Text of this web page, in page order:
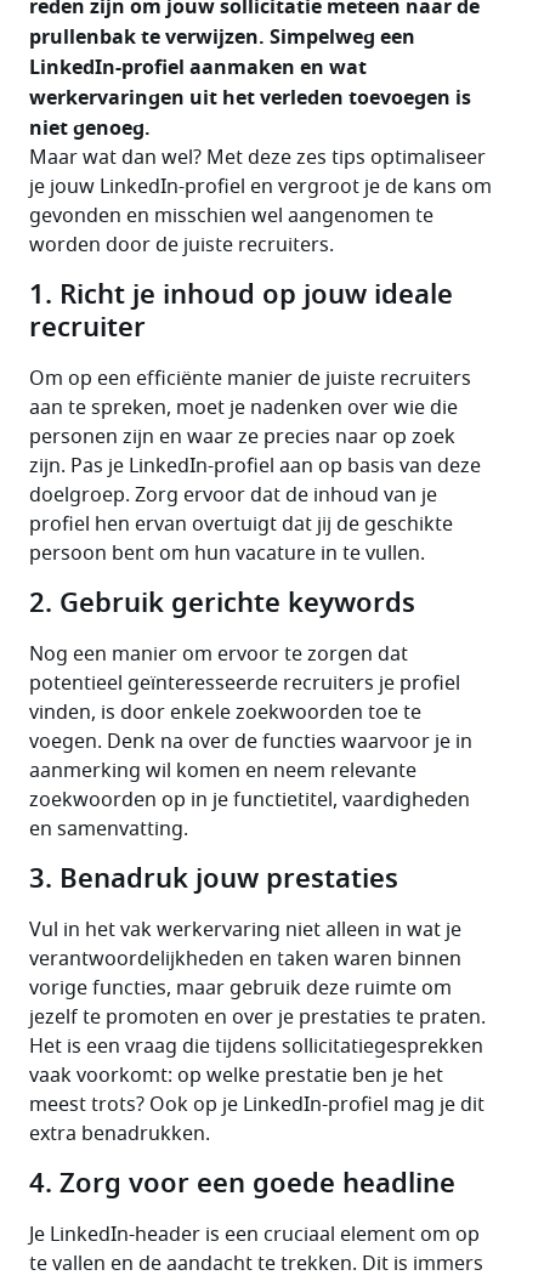
reden zijn om jouw sollicitatie meteen naar de
prullenbak te verwijzen. Simpelweg een
LinkedIn-profiel aanmaken en wat
werkervaringen uit het verleden toevoegen is
niet genoeg.
Maar wat dan wel? Met deze zes tips optimaliseer
je jouw LinkedIn-profiel en vergroot je de kans om
gevonden en misschien wel aangenomen te
worden door de juiste recruiters.
1. Richt je inhoud op jouw ideale
recruiter
Om op een efficiënte manier de juiste recruiters
aan te spreken, moet je nadenken over wie die
personen zijn en waar ze precies naar op zoek
zijn. Pas je LinkedIn-profiel aan op basis van deze
doelgroep. Zorg ervoor dat de inhoud van je
profiel hen ervan overtuigt dat jij de geschikte
persoon bent om hun vacature in te vullen.
2. Gebruik gerichte keywords
Nog een manier om ervoor te zorgen dat
potentieel geïnteresseerde recruiters je profiel
vinden, is door enkele zoekwoorden toe te
voegen. Denk na over de functies waarvoor je in
aanmerking wil komen en neem relevante
zoekwoorden op in je functietitel, vaardigheden
en samenvatting.
3. Benadruk jouw prestaties
Vul in het vak werkervaring niet alleen in wat je
verantwoordelijkheden en taken waren binnen
vorige functies, maar gebruik deze ruimte om
jezelf te promoten en over je prestaties te praten.
Het is een vraag die tijdens sollicitatiegesprekken
vaak voorkomt: op welke prestatie ben je het
meest trots? Ook op je LinkedIn-profiel mag je dit
extra benadrukken.
4. Zorg voor een goede headline
Je LinkedIn-header is een cruciaal element om op
te vallen en de aandacht te trekken. Dit is immers